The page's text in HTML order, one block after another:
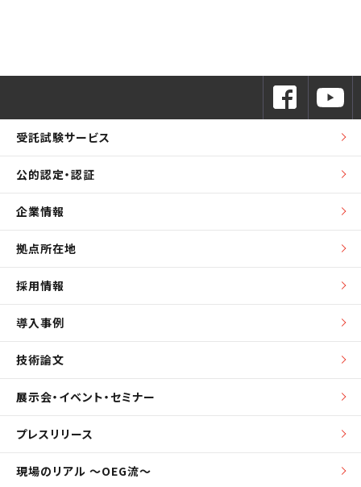
受託試験サービス
公的認定・認証
企業情報
拠点所在地
採用情報
導入事例
技術論文
展示会・イベント・セミナー
プレスリリース
現場のリアル ～OEG流～